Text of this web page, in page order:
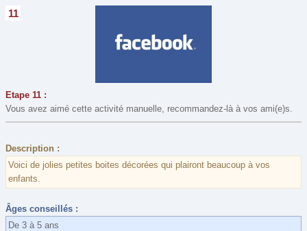
11
Etape 11 :
Vous avez aimé cette activité manuelle, recommandez-là à vos ami(e)s.
Description :
Voici de jolies petites boites décorées qui plairont beaucoup à vos
enfants.
Âges conseillés :
De 3 à 5 ans